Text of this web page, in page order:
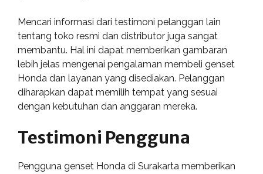
Mencari informasi dari testimoni pelanggan lain
tentang toko resmi dan distributor juga sangat
membantu. Hal ini dapat memberikan gambaran
lebih jelas mengenai pengalaman membeli genset
Honda dan layanan yang disediakan. Pelanggan
diharapkan dapat memilih tempat yang sesuai
dengan kebutuhan dan anggaran mereka.
Testimoni Pengguna
Pengguna genset Honda di Surakarta memberikan